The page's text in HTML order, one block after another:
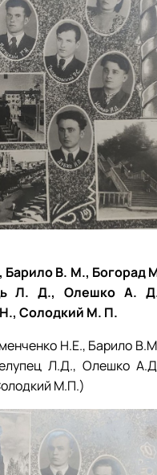
Барило В. М., Богорад
Л. Д., Олешко А.
Солодкий М. П.
Н.Е., Барило
Л.Д., Олешко
М.П.)